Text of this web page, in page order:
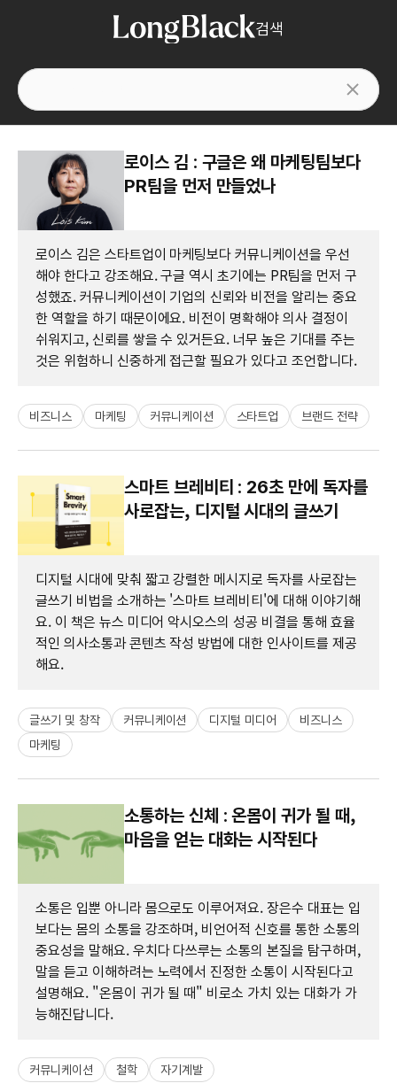
검색
로이스 김 : 구글은 왜 마케팅팀보다
PR팀을 먼저 만들었나
로이스 김은 스타트업이 마케팅보다 커뮤니케이션을 우선
해야 한다고 강조해요. 구글 역시 초기에는 PR팀을 먼저 구
성했죠. 커뮤니케이션이 기업의 신뢰와 비전을 알리는 중요
한 역할을 하기 때문이에요. 비전이 명확해야 의사 결정이
쉬워지고, 신뢰를 쌓을 수 있거든요. 너무 높은 기대를 주는
것은 위험하니 신중하게 접근할 필요가 있다고 조언합니다.
비즈니스 마케팅 커뮤니케이션 스타트업 브랜드 전략
스마트 브레비티 : 26초 만에 독자를
사로잡는, 디지털 시대의 글쓰기
디지털 시대에 맞춰 짧고 강렬한 메시지로 독자를 사로잡는
글쓰기 비법을 소개하는 '스마트 브레비티'에 대해 이야기해
요. 이 책은 뉴스 미디어 악시오스의 성공 비결을 통해 효율
적인 의사소통과 콘텐츠 작성 방법에 대한 인사이트를 제공
해요.
글쓰기 및 창작 커뮤니케이션 디지털 미디어
비즈니스
마케팅
소통하는 신체 : 온몸이 귀가 될 때,
마음을 얻는 대화는 시작된다
소통은 입뿐 아니라 몸으로도 이루어져요. 장은수 대표는 입
보다는 몸의 소통을 강조하며, 비언어적 신호를 통한 소통의
중요성을 말해요. 우치다 다쓰루는 소통의 본질을 탐구하며,
말을 듣고 이해하려는 노력에서 진정한 소통이 시작된다고
설명해요. "온몸이 귀가 될 때" 비로소 가치 있는 대화가 가
능해진답니다.
커뮤니케이션 철학 자기계발